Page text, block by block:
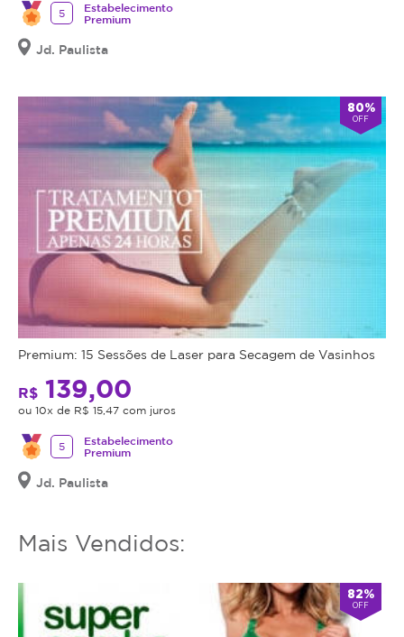
5
Estabelecimento
Premium
Jd. Paulista
80%
OFF
Premium: 15 Sessões de Laser para Secagem de Vasinhos
R$ 139,00
ou 10x de R$ 15,47 com juros
5
Estabelecimento
Premium
Jd. Paulista
Mais Vendidos:
82%
OFF